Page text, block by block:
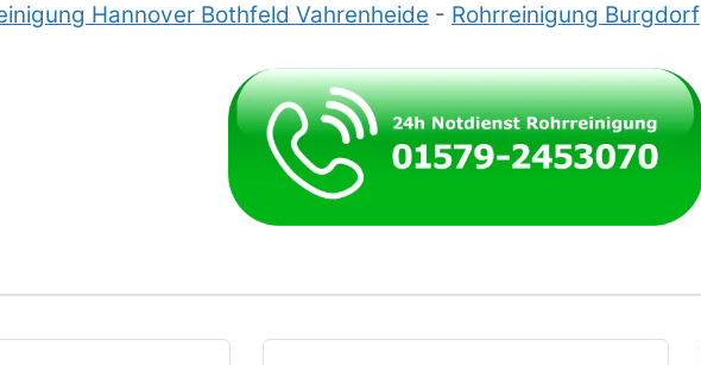
Hannover Bothfeld Vahrenheide - Rohrreinigung Burgdorf